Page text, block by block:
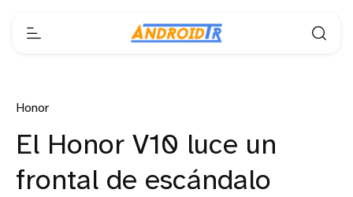
Honor
El Honor V10 luce un
frontal de escándalo